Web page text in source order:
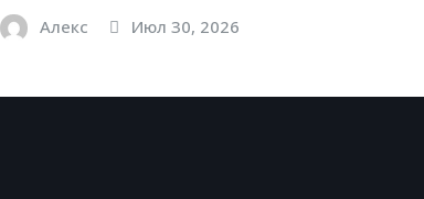
Алекс Июл 30, 2026